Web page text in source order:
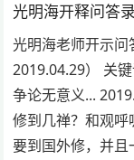
光明海开释问答
光明海老师开示
2019.04.29） 关
争论无意义...
修到几禅？和观呼
要到国外修，并